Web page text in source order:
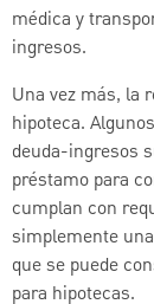
médica y
ingresos.
Una vez más, la
hipoteca.
deuda-ingresos
préstamo para
cumplan con
simplemente
que se puede
para hipotecas.